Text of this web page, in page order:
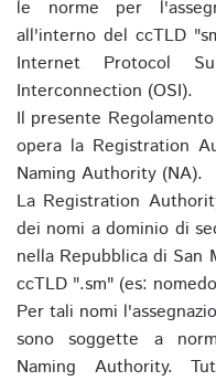
le norme per
all'interno del ccTLD
Internet Protocol
Interconnection (OSI).
Il presente
opera la Registration
Naming Authority (NA).
La Registration
dei nomi a dominio di
nella Repubblica di
ccTLD ".sm" (es:
Per tali nomi
sono soggette a
Naming Authority.